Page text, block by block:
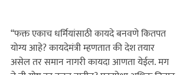
‘‘फक्त एकाच धर्मियांसाठी कायदे बनवणे कितपत
योग्य आहे? कायदेमंत्री म्हणतात की देश तयार
असेल तर समान नागरी कायदा आणता येईल. मग